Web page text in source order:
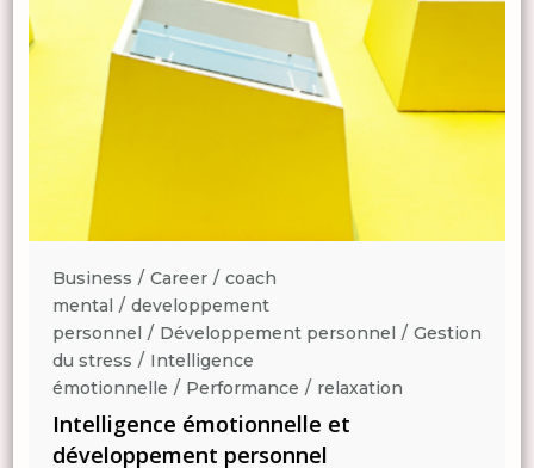
Business Career
coach
mental
developpement
personnel
Développement personnel
Gestion
du stress
Intelligence
émotionnelle
Performance relaxation
Intelligence émotionnelle et
développement personnel